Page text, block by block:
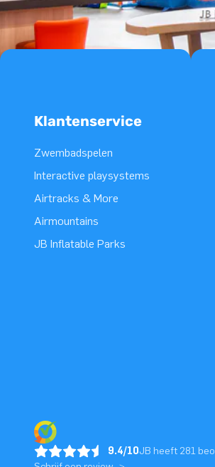
Klantenservice
Zwembadspelen
Interactive playsystems
Airtracks & More
Airmountains
JB Inflatable Parks
9.4/10JB heeft 281